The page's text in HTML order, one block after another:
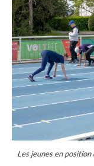
Les jeunes en